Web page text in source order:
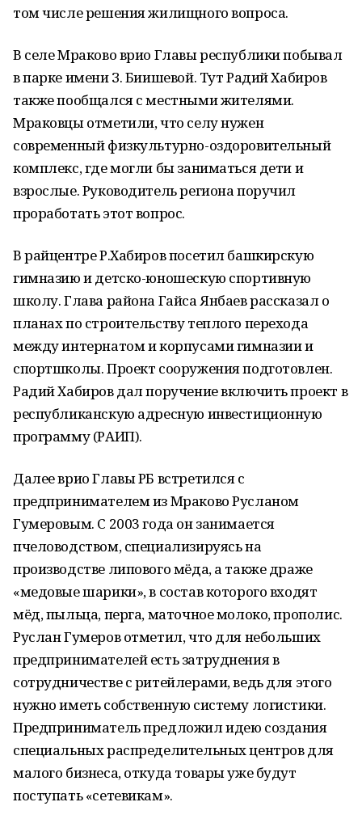
том числе решения жилищного вопроса.
В селе Мраково врио Главы республики побывал
в парке имени З. Биишевой. Тут Радий Хабиров
также пообщался с местными жителями.
Мраковцы отметили, что селу нужен
современный физкультурно-оздоровительный
комплекс, где могли бы заниматься дети и
взрослые. Руководитель региона поручил
проработать этот вопрос.
В райцентре Р.Хабиров посетил башкирскую
гимназию и детско-юношескую спортивную
школу. Глава района Гайса Янбаев рассказал о
планах по строительству теплого перехода
между интернатом и корпусами гимназии и
спортшколы. Проект сооружения подготовлен.
Радий Хабиров дал поручение включить проект в
республиканскую адресную инвестиционную
программу (РАИП).
Далее врио Главы РБ встретился с
предпринимателем из Мраково Русланом
Гумеровым. С 2003 года он занимается
пчеловодством, специализируясь на
производстве липового мёда, а также драже
«медовые шарики», в состав которого входят
мёд, пыльца, перга, маточное молоко, прополис.
Руслан Гумеров отметил, что для небольших
предпринимателей есть затруднения в
сотрудничестве с ритейлерами, ведь для этого
нужно иметь собственную систему логистики.
Предприниматель предложил идею создания
специальных распределительных центров для
малого бизнеса, откуда товары уже будут
поступать «сетевикам».